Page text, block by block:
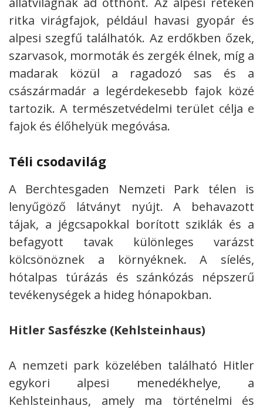
ritka virágfajok, például havasi gyopár és
alpesi szegfű találhatók. Az erdőkben őzek,
szarvasok, mormoták és zergék élnek, míg a
madarak közül a ragadozó sas és a
császármadár a legérdekesebb fajok közé
tartozik. A természetvédelmi terület célja e
fajok és élőhelyük megóvása.
Téli csodavilág
A Berchtesgaden Nemzeti Park télen is
lenyűgöző látványt nyújt. A behavazott
tájak, a jégcsapokkal borított sziklák és a
befagyott tavak különleges varázst
kölcsönöznek a környéknek. A síelés,
hótalpas túrázás és szánkózás népszerű
tevékenységek a hideg hónapokban.
Hitler Sasfészke (Kehlsteinhaus)
A nemzeti park közelében található Hitler
egykori alpesi menedékhelye, a
Kehlsteinhaus, amely ma történelmi és